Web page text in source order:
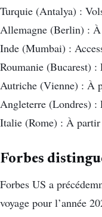
Turquie (Antalya) :
Allemagne (Berlin) :
Inde (Mumbai) :
Roumanie (Bucarest) :
Autriche (Vienne) : À
Angleterre (Londres) :
Italie (Rome) : À partir
Forbes
Forbes US a
voyage pour l’année